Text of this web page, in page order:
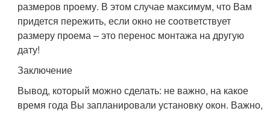
размеров проему. В этом случае максимум, что Вам
придется пережить, если окно не соответствует
размеру проема – это перенос монтажа на другую
дату!
Заключение
Вывод, который можно сделать: не важно, на какое
время года Вы запланировали установку окон. Важно,